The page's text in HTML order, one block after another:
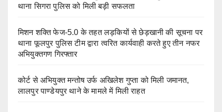
थाना सिगरा पुलिस को मिली बड़ी सफलता
मिशन शक्ति फेज-5.0 के तहत लड़कियों से छेड़खानी की सूचना पर
थाना फूलपुर पुलिस टीम द्वारा त्वरित कार्यवाही करते हुए तीन नफर
अभियुक्तगण गिरफ्तार
कोर्ट से अभियुक्त मन्तोष उर्फ अखिलेश गुप्ता को मिली जमानत,
लालपुर पाण्डेयपुर थाने के मामले में मिली राहत